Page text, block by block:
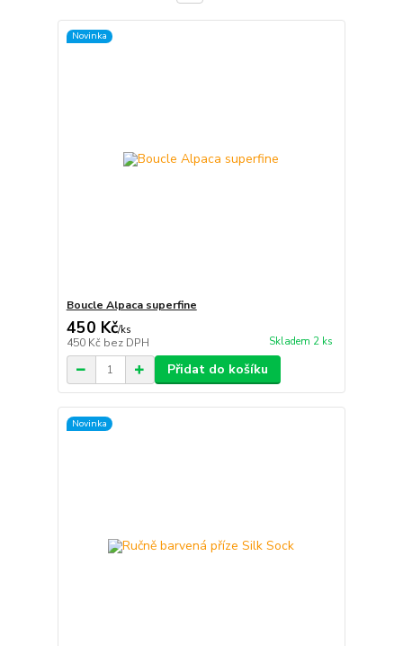
Novinka
Boucle Alpaca superfine
450 Kč/ks
450 Kč bez DPH Skladem 2 ks
Přidat do košíku
Novinka